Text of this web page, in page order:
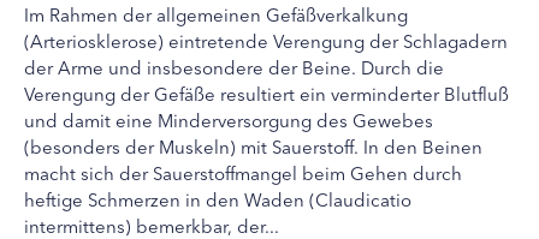
Im Rahmen der allgemeinen Gefäßverkalkung
(Arteriosklerose) eintretende Verengung der Schlagadern
der Arme und insbesondere der Beine. Durch die
Verengung der Gefäße resultiert ein verminderter Blutfluß
und damit eine Minderversorgung des Gewebes
(besonders der Muskeln) mit Sauerstoff. In den Beinen
macht sich der Sauerstoffmangel beim Gehen durch
heftige Schmerzen in den Waden (Claudicatio
intermittens) bemerkbar, der...